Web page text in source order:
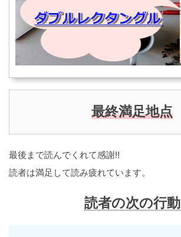
最終満足地点
最後まで読んでくれて感謝‼
読者は満足して読み疲れています。
読者の次の行動